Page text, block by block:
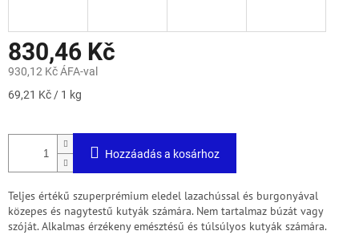
830,46 Kč
930,12 Kč ÁFA-val
Egységár:
69,21 Kč / 1 kg
Hozzáadás a kosárhoz
Teljes értékű szuperprémium eledel lazachússal és burgonyával
közepes és nagytestű kutyák számára. Nem tartalmaz búzát vagy
szóját. Alkalmas érzékeny emésztésű és túlsúlyos kutyák számára.